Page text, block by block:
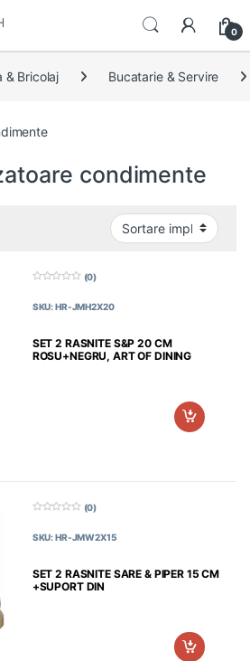
0
& Bricolaj Bucatarie & Servire
condimente
SET 2 RASNITE S&P 20 CM
ROSU+NEGRU, ART OF DINING
i
(0)
SKU: HR-JMH2X20
SET 2 RASNITE SARE & PIPER 15 CM
+SUPORT DIN
i
(0)
SKU: HR-JMW2X15